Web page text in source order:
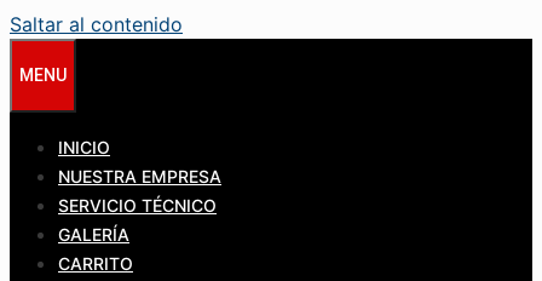
Saltar al contenido
MENU
INICIO
NUESTRA EMPRESA
SERVICIO TÉCNICO
GALERÍA
CARRITO